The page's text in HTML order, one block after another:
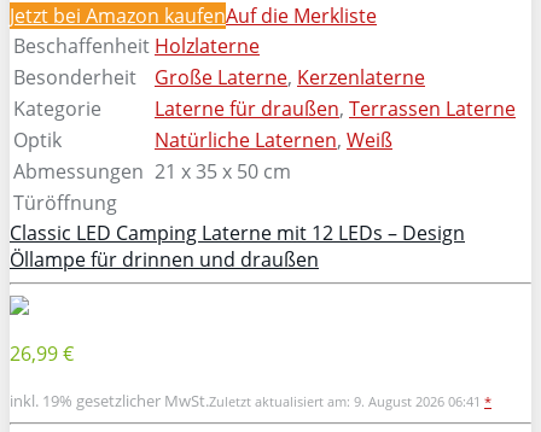
Jetzt bei Amazon kaufenAuf die Merkliste
Beschaffenheit Holzlaterne
Besonderheit
Große Laterne, Kerzenlaterne
Kategorie
Laterne für draußen, Terrassen Laterne
Optik
Natürliche Laternen, Weiß
Abmessungen 21 x 35 x 50 cm
Türöffnung
Classic LED Camping Laterne mit 12 LEDs – Design
Öllampe für drinnen und draußen
26,99 €
inkl. 19% gesetzlicher MwSt.Zuletzt aktualisiert am: 9. August 2026 06:41 *